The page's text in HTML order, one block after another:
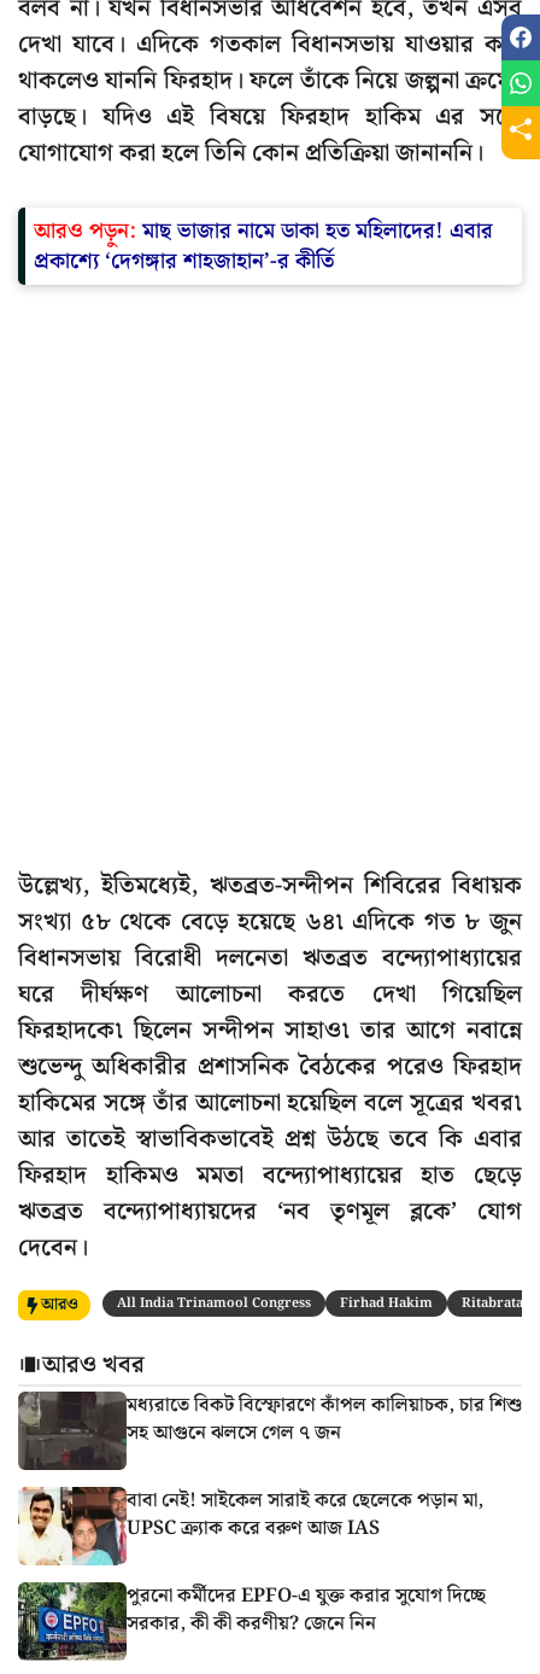
বলব না। যখন বিধানসভার অধিবেশন হবে, তখন এসব
দেখা যাবে। এদিকে গতকাল বিধানসভায় যাওয়ার কথা
থাকলেও যাননি ফিরহাদ। ফলে তাঁকে নিয়ে জল্পনা ক্রমেই
বাড়ছে। যদিও এই বিষয়ে ফিরহাদ হাকিম এর সঙ্গে
যোগাযোগ করা হলে তিনি কোন প্রতিক্রিয়া জানাননি।
আরও পড়ুন:মাছ ভাজার নামে ডাকা হত মহিলাদের! এবার
প্রকাশ্যে ‘দেগঙ্গার শাহজাহান’-র কীর্তি
উল্লেখ্য, ইতিমধ্যেই, ঋতব্রত-সন্দীপন শিবিরের বিধায়ক
সংখ্যা ৫৮ থেকে বেড়ে হয়েছে ৬৪৷ এদিকে গত ৮ জুন
বিধানসভায় বিরোধী দলনেতা ঋতব্রত বন্দ্যোপাধ্যায়ের
ঘরে দীর্ঘক্ষণ আলোচনা করতে দেখা গিয়েছিল
ফিরহাদকে৷ ছিলেন সন্দীপন সাহাও৷ তার আগে নবান্নে
শুভেন্দু অধিকারীর প্রশাসনিক বৈঠকের পরেও ফিরহাদ
হাকিমের সঙ্গে তাঁর আলোচনা হয়েছিল বলে সূত্রের খবর৷
আর তাতেই স্বাভাবিকভাবেই প্রশ্ন উঠছে তবে কি এবার
ফিরহাদ হাকিমও মমতা বন্দ্যোপাধ্যায়ের হাত ছেড়ে
ঋতব্রত বন্দ্যোপাধ্যায়দের ‘নব তৃণমূল ব্লকে’ যোগ
দেবেন।
আরও All India Trinamool Congress Firhad Hakim Ritabrata
আরও খবর
মধ্যরাতে বিকট বিস্ফোরণে কাঁপল কালিয়াচক, চার শিশু
সহ আগুনে ঝলসে গেল ৭ জন
বাবা নেই! সাইকেল সারাই করে ছেলেকে পড়ান মা,
UPSC ক্র্যাক করে বরুণ আজ IAS
পুরনো কর্মীদের EPFO-এ যুক্ত করার সুযোগ দিচ্ছে
সরকার, কী কী করণীয়? জেনে নিন